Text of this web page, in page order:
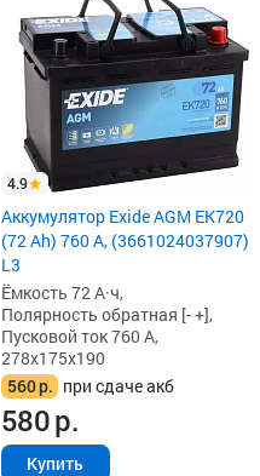
4.9
Аккумулятор Exide AGM EK720
(72 Ah) 760 А, (3661024037907)
L3
Ёмкость 72 А·ч,
Полярность обратная [- +],
Пусковой ток 760 А,
278x175x190
560р. при сдаче акб
580р.
Купить